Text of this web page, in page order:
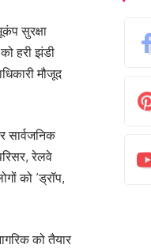
सुरक्षा
हरी झंडी
मौजूद
रेलवे
को ‘ड्रॉप,
को तैयार